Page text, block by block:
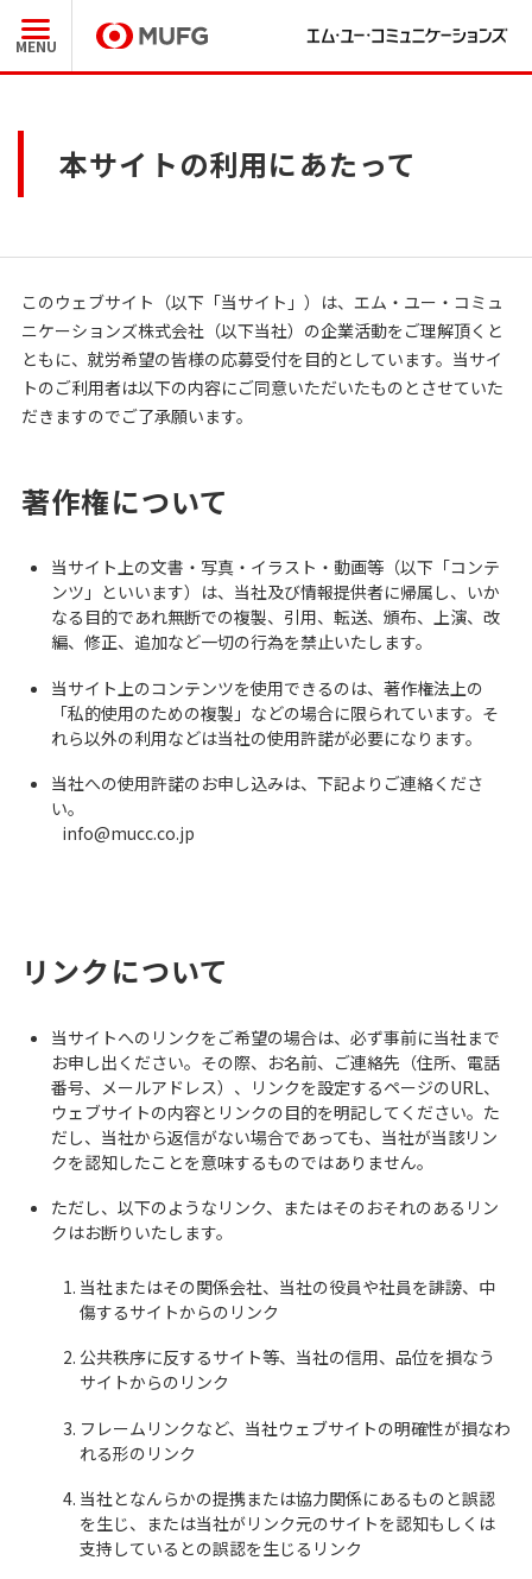
MENU
本サイトの利用にあたって
このウェブサイト（以下「当サイト」）は、エム・ユー・コミュ
ニケーションズ株式会社（以下当社）の企業活動をご理解頂くと
ともに、就労希望の皆様の応募受付を目的としています。当サイ
トのご利用者は以下の内容にご同意いただいたものとさせていた
だきますのでご了承願います。
著作権について
当サイト上の文書・写真・イラスト・動画等（以下「コンテ
ンツ」といいます）は、当社及び情報提供者に帰属し、いか
なる目的であれ無断での複製、引用、転送、頒布、上演、改
編、修正、追加など一切の行為を禁止いたします。
当サイト上のコンテンツを使用できるのは、著作権法上の
「私的使用のための複製」などの場合に限られています。そ
れら以外の利用などは当社の使用許諾が必要になります。
当社への使用許諾のお申し込みは、下記よりご連絡くださ
い。
info@mucc.co.jp
リンクについて
当サイトへのリンクをご希望の場合は、必ず事前に当社まで
お申し出ください。その際、お名前、ご連絡先（住所、電話
番号、メールアドレス）、リンクを設定するページのURL、
ウェブサイトの内容とリンクの目的を明記してください。た
だし、当社から返信がない場合であっても、当社が当該リン
クを認知したことを意味するものではありません。
ただし、以下のようなリンク、またはそのおそれのあるリン
クはお断りいたします。
当社またはその関係会社、当社の役員や社員を誹謗、中
傷するサイトからのリンク
公共秩序に反するサイト等、当社の信用、品位を損なう
サイトからのリンク
フレームリンクなど、当社ウェブサイトの明確性が損なわ
れる形のリンク
当社となんらかの提携または協力関係にあるものと誤認
を生じ、または当社がリンク元のサイトを認知もしくは
支持しているとの誤認を生じるリンク